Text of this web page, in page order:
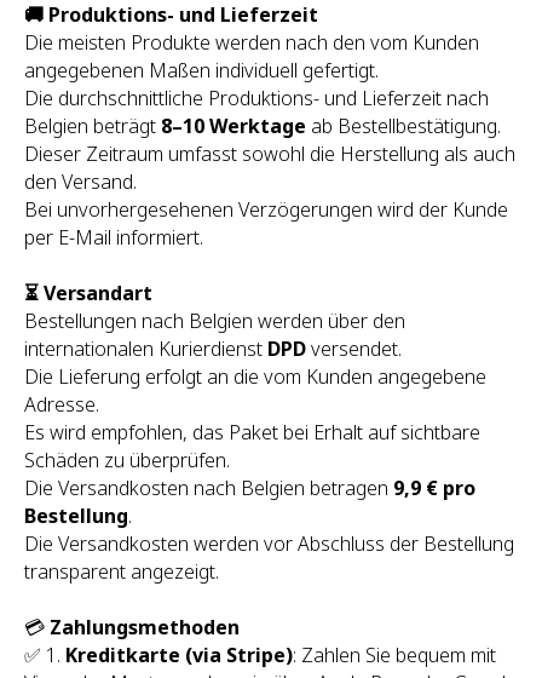
🚚 Produktions- und Lieferzeit
Die meisten Produkte werden nach den vom Kunden
angegebenen Maßen individuell gefertigt.
Die durchschnittliche Produktions- und Lieferzeit nach
Belgien beträgt 8–10 Werktage ab Bestellbestätigung.
Dieser Zeitraum umfasst sowohl die Herstellung als auch
den Versand.
Bei unvorhergesehenen Verzögerungen wird der Kunde
per E-Mail informiert.
⏳ Versandart
Bestellungen nach Belgien werden über den
internationalen Kurierdienst DPDversendet.
Die Lieferung erfolgt an die vom Kunden angegebene
Adresse.
Es wird empfohlen, das Paket bei Erhalt auf sichtbare
Schäden zu überprüfen.
Die Versandkosten nach Belgien betragen 9,9 € pro
Bestellung.
Die Versandkosten werden vor Abschluss der Bestellung
transparent angezeigt.
💳 Zahlungsmethoden
✅ 1. Kreditkarte (via Stripe): Zahlen Sie bequem mit